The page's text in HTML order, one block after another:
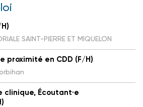
SAINT-PIERRE ET MIQUELON
proximité en CDD (F/H)
clinique, Écoutant·e